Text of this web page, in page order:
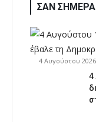
ΣΑΝ ΣΗΜΕΡΑ
4 Αυγούστου 2026
4